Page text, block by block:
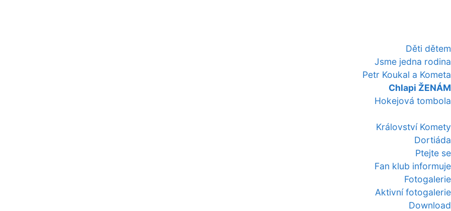
Děti dětem
Jsme jedna rodina
Petr Koukal a Kometa
Chlapi ŽENÁM
Hokejová tombola
Království Komety
Dortiáda
Ptejte se
Fan klub informuje
Fotogalerie
Aktivní fotogalerie
Download